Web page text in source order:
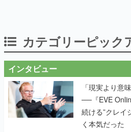
カテゴリーピック
インタビュー
「現実より意
──『EVE
続ける”クレイ
く本気だった